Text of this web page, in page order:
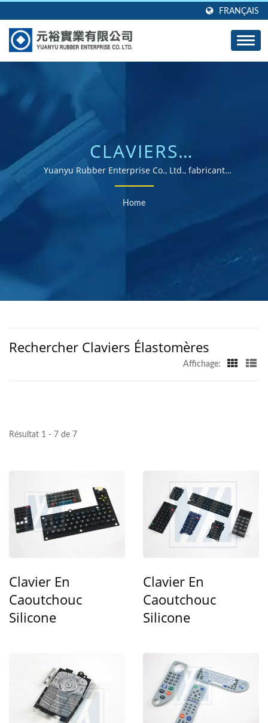
FRANÇAIS
CLAVIERS
| FOURNISSEUR DE
CAOUTCHOUC
ROHS AVEC PORTÉE
Yuanyu Rubber Enterprise Co., Ltd., fabricant
professionnel de produits en caoutchouc moulés sur
mesure de toutes formes, tailles et matériaux.
Home
Rechercher Claviers Élastomères
Affichage:
Résultat 1 - 7 de 7
Clavier En
Caoutchouc
Silicone
Clavier En
Caoutchouc
Silicone